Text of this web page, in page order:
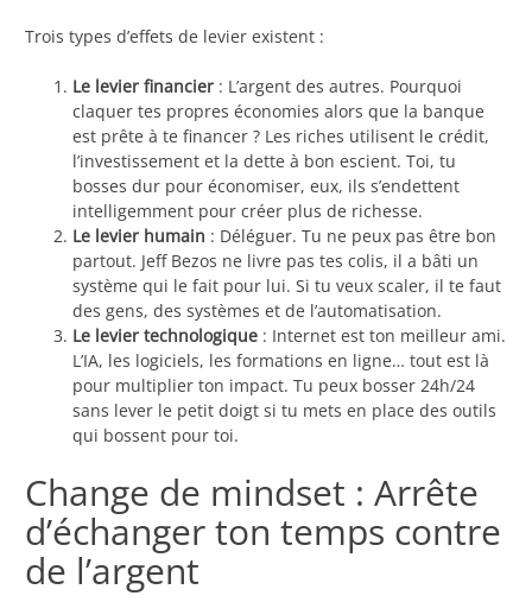
Trois types d’effets de levier existent :
Le levier financier : L’argent des autres. Pourquoi
claquer tes propres économies alors que la banque
est prête à te financer ? Les riches utilisent le crédit,
l’investissement et la dette à bon escient. Toi, tu
bosses dur pour économiser, eux, ils s’endettent
intelligemment pour créer plus de richesse.
Le levier humain : Déléguer. Tu ne peux pas être bon
partout. Jeff Bezos ne livre pas tes colis, il a bâti un
système qui le fait pour lui. Si tu veux scaler, il te faut
des gens, des systèmes et de l’automatisation.
Le levier technologique : Internet est ton meilleur ami.
L’IA, les logiciels, les formations en ligne… tout est là
pour multiplier ton impact. Tu peux bosser 24h/24
sans lever le petit doigt si tu mets en place des outils
qui bossent pour toi.
Change de mindset : Arrête
d’échanger ton temps contre
de l’argent